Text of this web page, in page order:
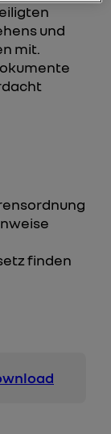
und
mit.
finden